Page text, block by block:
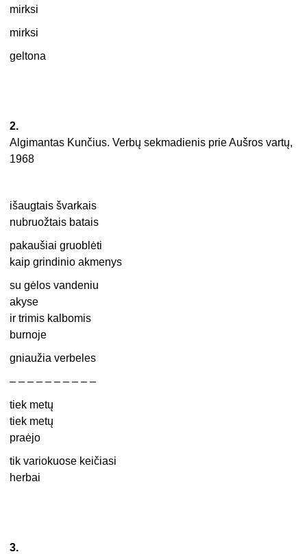
mirksi
mirksi
geltona
2.
Algimantas Kunčius. Verbų sekmadienis prie Aušros vartų,
1968
išaugtais švarkais
nubruožtais batais
pakaušiai gruoblėti
kaip grindinio akmenys
su gėlos vandeniu
akyse
ir trimis kalbomis
burnoje
gniaužia verbeles
– – – – – – – – – –
tiek metų
tiek metų
praėjo
tik variokuose keičiasi
herbai
3.